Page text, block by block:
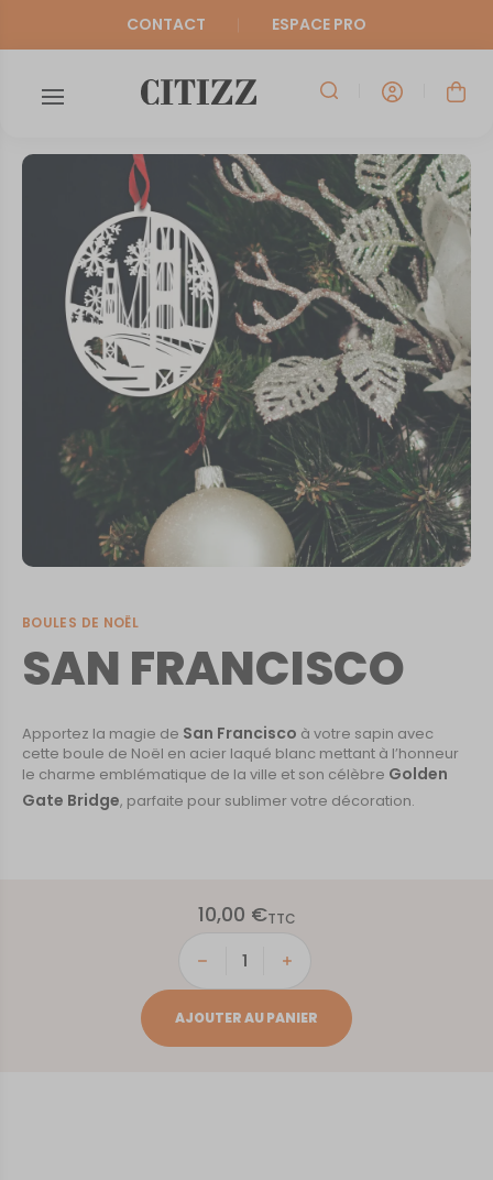
CONTACT ESPACE PRO
BOULES DE NOËL
SAN FRANCISCO
Apportez la magie de San Francisco à votre sapin avec
cette boule de Noël en acier laqué blanc mettant à l’honneur
le charme emblématique de la ville et son célèbre Golden
Gate Bridge, parfaite pour sublimer votre décoration.
10,00 €TTC
quantité
SAN
AJOUTER AU PANIER